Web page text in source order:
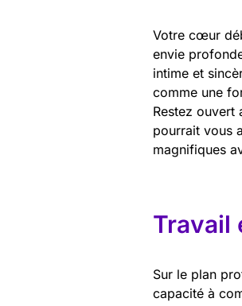
Votre cœur
envie
intime et
comme une
Restez ouvert
pourrait vous
magnifiques
Travail
Sur le plan
capacité à